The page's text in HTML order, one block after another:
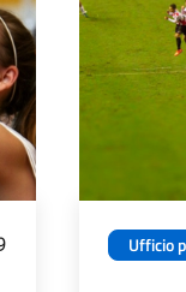
Ufficio